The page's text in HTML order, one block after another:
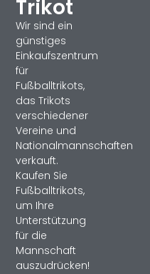
Trikot
Wir sind ein
günstiges
Einkaufszentrum
für
Fußballtrikots,
das Trikots
verschiedener
Vereine und
Nationalmannschaften
verkauft.
Kaufen Sie
Fußballtrikots,
um Ihre
Unterstützung
für die
Mannschaft
auszudrücken!